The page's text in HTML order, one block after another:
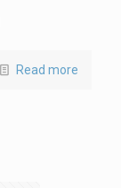
Read more